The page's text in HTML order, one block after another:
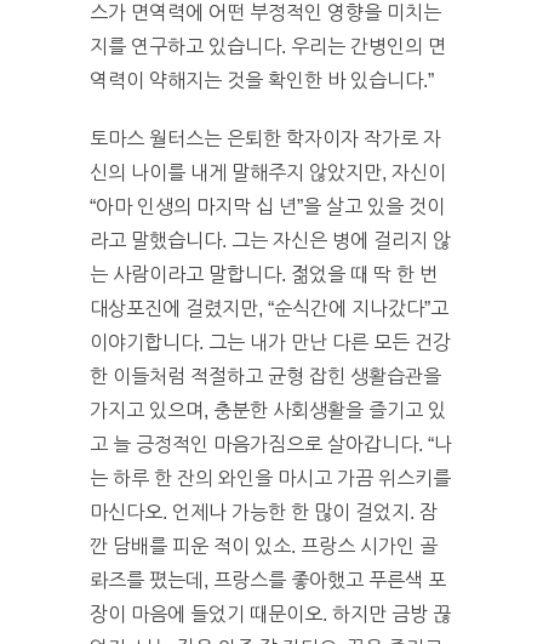
스가 면역력에 어떤 부정적인 영향을 미치는
지를 연구하고 있습니다. 우리는 간병인의 면
역력이 약해지는 것을 확인한 바 있습니다.”
토마스 월터스는 은퇴한 학자이자 작가로 자
신의 나이를 내게 말해주지 않았지만, 자신이
“아마 인생의 마지막 십 년”을 살고 있을 것이
라고 말했습니다. 그는 자신은 병에 걸리지 않
는 사람이라고 말합니다. 젊었을 때 딱 한 번
대상포진에 걸렸지만, “순식간에 지나갔다”고
이야기합니다. 그는 내가 만난 다른 모든 건강
한 이들처럼 적절하고 균형 잡힌 생활습관을
가지고 있으며, 충분한 사회생활을 즐기고 있
고 늘 긍정적인 마음가짐으로 살아갑니다. “나
는 하루 한 잔의 와인을 마시고 가끔 위스키를
마신다오. 언제나 가능한 한 많이 걸었지. 잠
깐 담배를 피운 적이 있소. 프랑스 시가인 골
롸즈를 폈는데, 프랑스를 좋아했고 푸른색 포
장이 마음에 들었기 때문이오. 하지만 금방 끊